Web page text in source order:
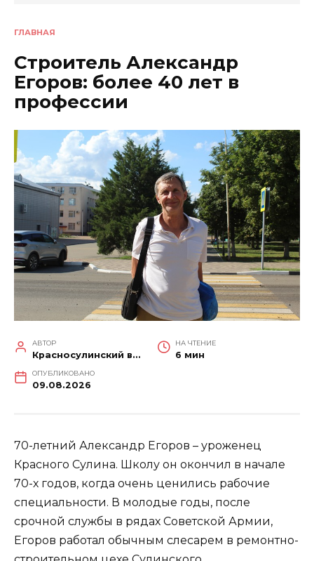
ГЛАВНАЯ
Строитель Александр
Егоров: более 40 лет в
профессии
АВТОР
Красносулинский вестник
НА ЧТЕНИЕ
6 мин
ОПУБЛИКОВАНО
09.08.2026
70-летний Александр Егоров – уроженец
Красного Сулина. Школу он окончил в начале
70-х годов, когда очень ценились рабочие
специальности. В молодые годы, после
срочной службы в рядах Советской Армии,
Егоров работал обычным слесарем в ремонтно-